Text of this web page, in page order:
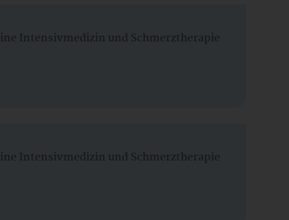
Intensivmedizin und Schmerztherapie
Intensivmedizin und Schmerztherapie